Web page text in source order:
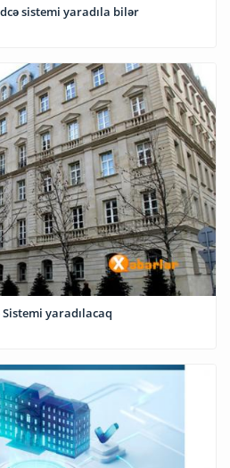
sistemi yaradıla bilər
yaradılacaq